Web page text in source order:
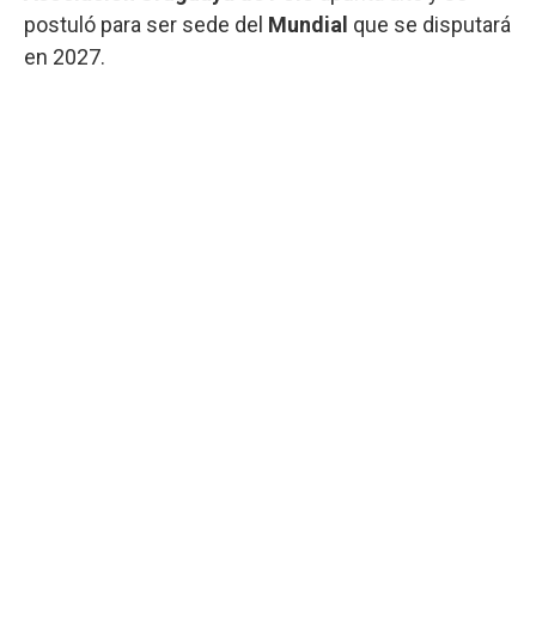
postuló para ser sede del Mundial que se disputará
en 2027.